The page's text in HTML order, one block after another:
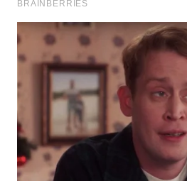
WN
TANGERANG
BINJAI
WN
CIREBON